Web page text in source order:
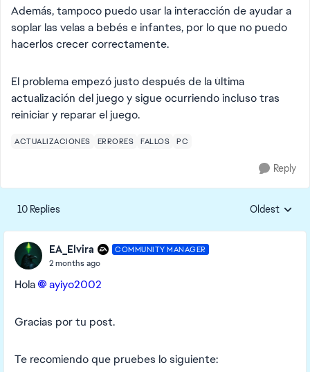
Además, tampoco puedo usar la interacción de ayudar a
soplar las velas a bebés e infantes, por lo que no puedo
hacerlos crecer correctamente.
El problema empezó justo después de la última
actualización del juego y sigue ocurriendo incluso tras
reiniciar y reparar el juego.
ACTUALIZACIONES ERRORES FALLOS PC
Reply
10 Replies Replies
Oldest
EA_Elvira COMMUNITY MANAGER
2 months ago
Hola ayiyo2002​
Gracias por tu post.
Te recomiendo que pruebes lo siguiente: